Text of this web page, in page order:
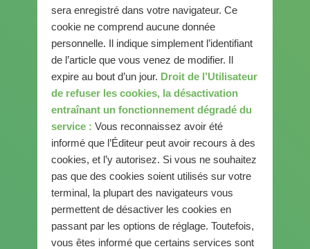
sera enregistré dans votre navigateur. Ce
cookie ne comprend aucune donnée
personnelle. Il indique simplement l’identifiant
de l’article que vous venez de modifier. Il
expire au bout d’un jour. Droit de l’Utilisateur
de refuser les cookies, la désactivation
entraînant un fonctionnement dégradé du
service : Vous reconnaissez avoir été
informé que l’Éditeur peut avoir recours à des
cookies, et l’y autorisez. Si vous ne souhaitez
pas que des cookies soient utilisés sur votre
terminal, la plupart des navigateurs vous
permettent de désactiver les cookies en
passant par les options de réglage. Toutefois,
vous êtes informé que certains services sont